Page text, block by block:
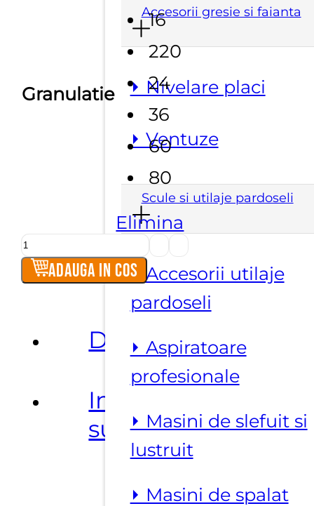
Accesorii gresie si faianta
⏵ Nivelare placi
⏵ Ventuze
Scule si utilaje pardoseli
⏵ Accesorii utilaje
pardoseli
⏵ Aspiratoare
profesionale
⏵ Masini de slefuit si
lustruit
⏵ Masini de spalat
Granulatie
16
220
24
36
60
80
Elimina
Cantitate
Piatra
abraziva
85X75
Adauga in cos
Descriere
Informatii
suplimentare